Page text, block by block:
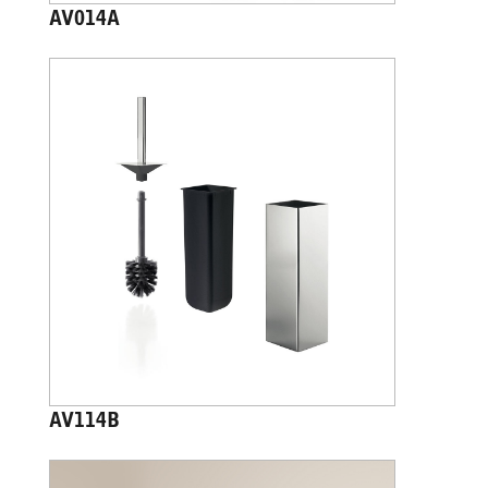
AV014A
AV114B